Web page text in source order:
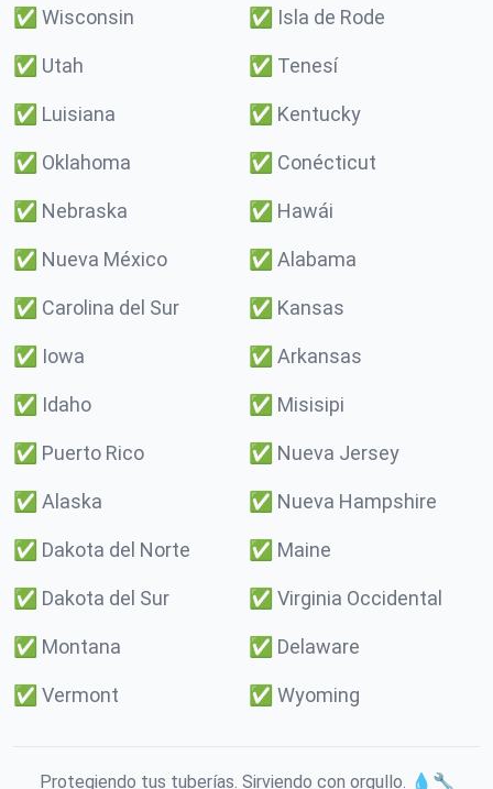
✅ Wisconsin ✅ Isla de Rode
✅ Utah ✅ Tenesí
✅ Luisiana ✅ Kentucky
✅ Oklahoma ✅ Conécticut
✅ Nebraska ✅ Hawái
✅ Nueva México ✅ Alabama
✅ Carolina del Sur ✅ Kansas
✅ Iowa ✅ Arkansas
✅ Idaho ✅ Misisipi
✅ Puerto Rico ✅ Nueva Jersey
✅ Alaska ✅ Nueva Hampshire
✅ Dakota del Norte ✅ Maine
✅ Dakota del Sur ✅ Virginia Occidental
✅ Montana ✅ Delaware
✅ Vermont ✅ Wyoming
Protegiendo tus tuberías. Sirviendo con orgullo. 💧🔧